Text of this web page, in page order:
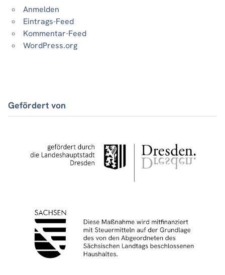
Anmelden
Eintrags-Feed
Kommentar-Feed
WordPress.org
Gefördert von